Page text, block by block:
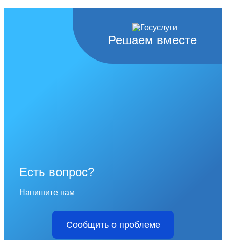
Решаем вместе
Есть вопрос?
Напишите нам
Сообщить о проблеме